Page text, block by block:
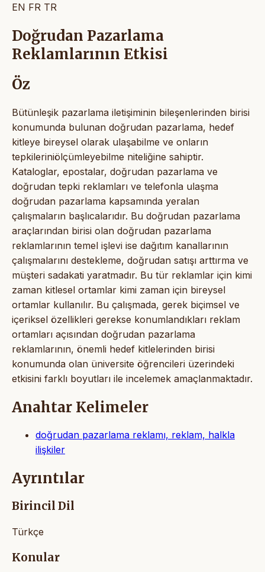
EN FR TR
Doğrudan Pazarlama
Reklamlarının Etkisi
Öz
Bütünleşik pazarlama iletişiminin bileşenlerinden birisi
konumunda bulunan doğrudan pazarlama, hedef
kitleye bireysel olarak ulaşabilme ve onların
tepkileriniölçümleyebilme niteliğine sahiptir.
Kataloglar, epostalar, doğrudan pazarlama ve
doğrudan tepki reklamları ve telefonla ulaşma
doğrudan pazarlama kapsamında yeralan
çalışmaların başlıcalarıdır. Bu doğrudan pazarlama
araçlarından birisi olan doğrudan pazarlama
reklamlarının temel işlevi ise dağıtım kanallarının
çalışmalarını destekleme, doğrudan satışı arttırma ve
müşteri sadakati yaratmadır. Bu tür reklamlar için kimi
zaman kitlesel ortamlar kimi zaman için bireysel
ortamlar kullanılır. Bu çalışmada, gerek biçimsel ve
içeriksel özellikleri gerekse konumlandıkları reklam
ortamları açısından doğrudan pazarlama
reklamlarının, önemli hedef kitlelerinden birisi
konumunda olan üniversite öğrencileri üzerindeki
etkisini farklı boyutları ile incelemek amaçlanmaktadır.
Anahtar Kelimeler
doğrudan pazarlama reklamı, reklam, halkla
ilişkiler
Ayrıntılar
Birincil Dil
Türkçe
Konular